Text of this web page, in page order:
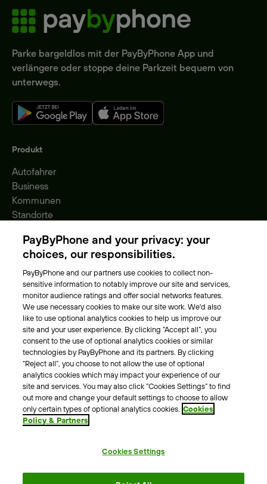
Parke bargeldlos mit der PayByPhone App und
verlängere oder stoppe deine Parkzeit bequem von
unterwegs.
Produkt
Autofahrer
Business
Kommunen
Standorte
Park-Vignette
Über Uns
Unser Team
Karriere
Presse
Blog
Kontakt & Hilfe
Kontakt
Support
Pressekontakt
AGBDatenschutzrichtlinieImpressumRechtshinweise
PayByPhone and your privacy: your
choices, our responsibilities.
PayByPhone and our partners use cookies to collect non-
sensitive information to notably improve our site and services,
monitor audience ratings and offer social networks features.
We use necessary cookies to make our site work. We'd also
like to use optional analytics cookies to help us improve our
site and your user experience. By clicking “Accept all”, you
consent to the use of optional analytics cookies or similar
technologies by PayByPhone and its partners. By clicking
“Reject all”, you choose to not allow the use of optional
analytics cookies which may impact your experience of our
site and services. You may also click “Cookies Settings” to find
out more and change your default settings to choose to allow
only certain types of optional analytics cookies. Cookies
Policy & Partners
Cookies Settings